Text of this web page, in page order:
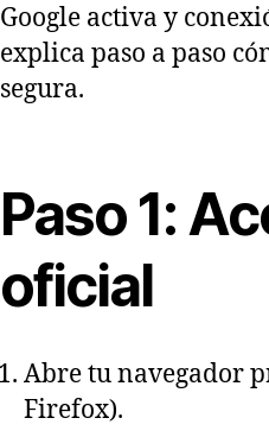
Google activa y
explica paso a paso
segura.
Paso 1:
oficial
Abre tu navegador
Firefox).